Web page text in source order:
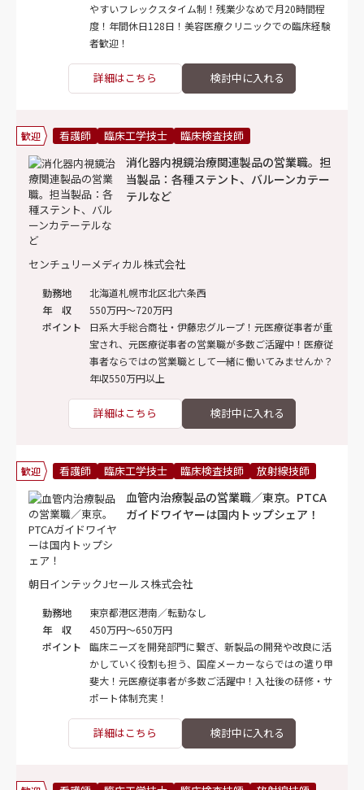
やすいフレックスタイム制！残業少なめで月20時間程
度！年間休日128日！美容医療クリニックでの臨床経験
者歓迎！
詳細はこちら
歓迎 看護師 臨床工学技士 臨床検査技師
消化器内視鏡治療関連製品の営業職。担
当製品：各種ステント、バルーンカテー
テルなど
センチュリーメディカル株式会社
勤務地
北海道札幌市北区北六条西
年 収
550万円～720万円
ポイント
日系大手総合商社・伊藤忠グループ！元医療従事者が重
宝され、元医療従事者の営業職が多数ご活躍中！医療従
事者ならではの営業職として一緒に働いてみませんか？
年収550万円以上
詳細はこちら
歓迎 看護師 臨床工学技士 臨床検査技師 放射線技師
血管内治療製品の営業職／東京。PTCA
ガイドワイヤーは国内トップシェア！
朝日インテックJセールス株式会社
勤務地
東京都港区港南／転勤なし
年 収
450万円～650万円
ポイント
臨床ニーズを開発部門に繋ぎ、新製品の開発や改良に活
かしていく役割も担う、国産メーカーならではの遣り甲
斐大！元医療従事者が多数ご活躍中！入社後の研修・サ
ポート体制充実！
詳細はこちら